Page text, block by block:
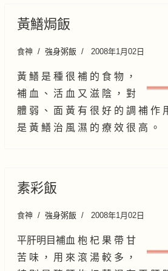
黃鱔焗飯
食神 強身粥飯 2008年1月02日
黃 鱔 是 種 很 補 的 食 物 ，
補 血 、 活 血 又 滋 陰 ， 對
體 弱 、 面 黃 有 很 好 的 調 補 作
是 黃 鱔 治 風 濕 的 療 效 很 高 。
素彩飯
食神 強身粥飯 2008年1月02日
平肝明目補血 枹 杞 果 帶 甘
苦 味 ， 用 來 滾 湯 較 多 ，